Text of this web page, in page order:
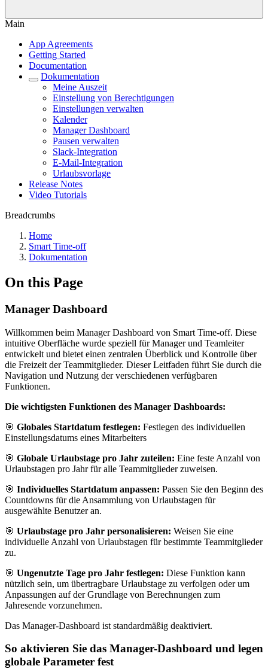
Main
App Agreements
Getting Started
Documentation
Dokumentation
Meine Auszeit
Einstellung von Berechtigungen
Einstellungen verwalten
Kalender
Manager Dashboard
Pausen verwalten
Slack-Integration
E-Mail-Integration
Urlaubsvorlage
Release Notes
Video Tutorials
Breadcrumbs
Home
Smart Time-off
Dokumentation
On this Page
Manager Dashboard
Willkommen beim Manager Dashboard von Smart Time-off. Diese
intuitive Oberfläche wurde speziell für Manager und Teamleiter
entwickelt und bietet einen zentralen Überblick und Kontrolle über
die Freizeit der Teammitglieder. Dieser Leitfaden führt Sie durch die
Navigation und Nutzung der verschiedenen verfügbaren
Funktionen.
Die wichtigsten Funktionen des Manager Dashboards:
🎯 Globales Startdatum festlegen: Festlegen des individuellen
Einstellungsdatums eines Mitarbeiters
🎯 Globale Urlaubstage pro Jahr zuteilen: Eine feste Anzahl von
Urlaubstagen pro Jahr für alle Teammitglieder zuweisen.
🎯 Individuelles Startdatum anpassen: Passen Sie den Beginn des
Countdowns für die Ansammlung von Urlaubstagen für
ausgewählte Benutzer an.
🎯 Urlaubstage pro Jahr personalisieren: Weisen Sie eine
individuelle Anzahl von Urlaubstagen für bestimmte Teammitglieder
zu.
🎯 Ungenutzte Tage pro Jahr festlegen: Diese Funktion kann
nützlich sein, um übertragbare Urlaubstage zu verfolgen oder um
Anpassungen auf der Grundlage von Berechnungen zum
Jahresende vorzunehmen.
Das Manager-Dashboard ist standardmäßig deaktiviert.
So aktivieren Sie das Manager-Dashboard und legen
globale Parameter fest